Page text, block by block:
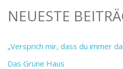
NEUESTE
„Versprich mir, dass du immer
Das Grüne Haus